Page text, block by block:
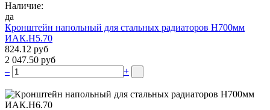
Наличие:
да
Кронштейн напольный для стальных радиаторов Н700мм
ИАК.Н5.70
824.12 руб
2 047.50 руб
–
+